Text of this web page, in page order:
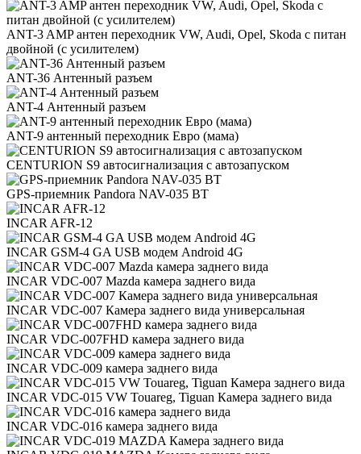
ANT-3 AMP антен переходник VW, Audi, Opel, Skoda с питан
двойной (с усилителем)
ANT-36 Антенный разъем
ANT-4 Антенный разъем
ANT-9 антенный переходник Евро (мама)
CENTURION S9 автосигнализация с автозапуском
GPS-приемник Pandora NAV-035 BT
INCAR AFR-12
INCAR GSM-4 GA USB модем Android 4G
INCAR VDC-007 Mazda камера заднего вида
INCAR VDC-007 Камера заднего вида универсальная
INCAR VDC-007FHD камера заднего вида
INCAR VDC-009 камера заднего вида
INCAR VDC-015 VW Touareg, Tiguan Камера заднего вида
INCAR VDC-016 камера заднего вида